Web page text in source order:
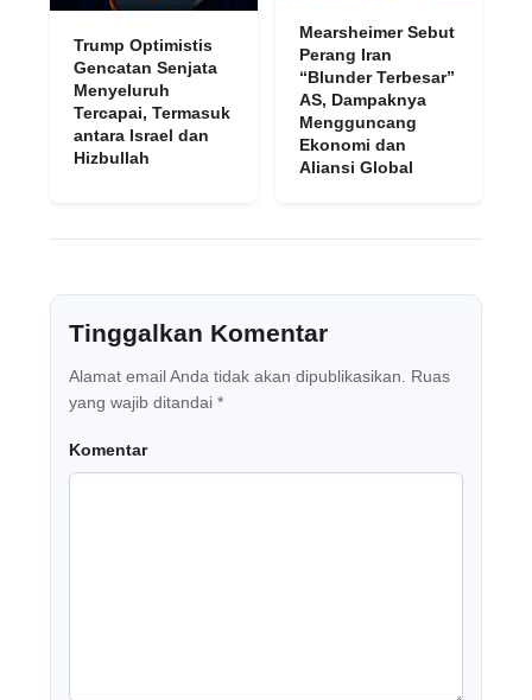
Trump Optimistis
Gencatan Senjata
Menyeluruh
Tercapai, Termasuk
antara Israel dan
Hizbullah
Mearsheimer Sebut
Perang Iran
“Blunder Terbesar”
AS, Dampaknya
Mengguncang
Ekonomi dan
Aliansi Global
Tinggalkan Komentar
Alamat email Anda tidak akan dipublikasikan.
Ruas
yang wajib ditandai *
Komentar